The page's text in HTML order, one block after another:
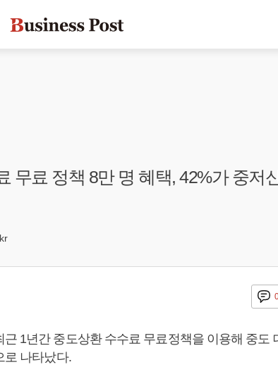
무료 정책 8만 명 혜택, 42%가 중저
0
1년간 중도상환 수수료 무료정책을 이용해 중도
로 나타났다.